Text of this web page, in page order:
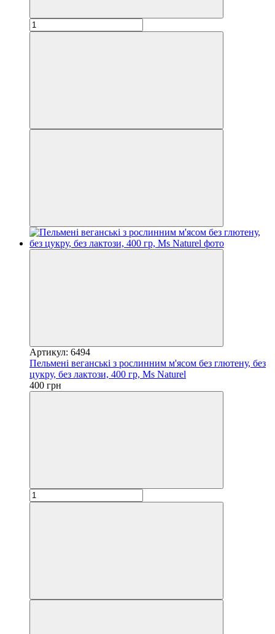
Артикул: 6494
Пельмені веганські з рослинним м'ясом без глютену, без
цукру, без лактози, 400 гр, Ms Naturel
400 грн